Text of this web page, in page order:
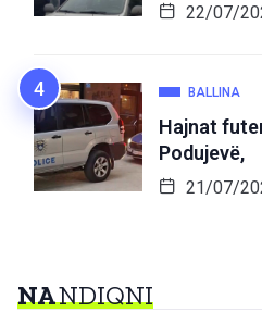
22/07/
BALLINA
Hajnat
Podujevë,
21/07/
NANDIQNI